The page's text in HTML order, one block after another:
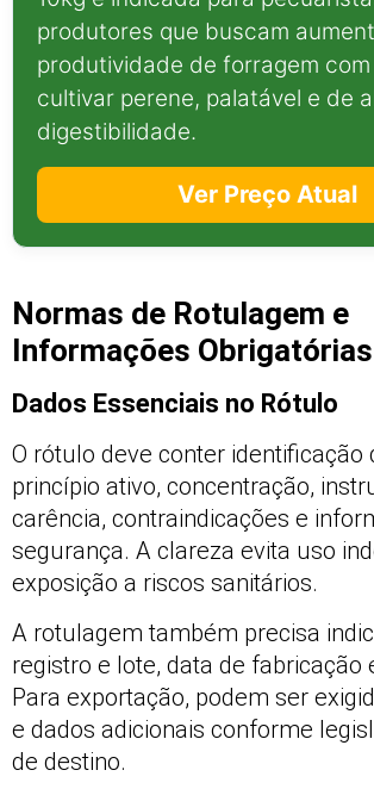
produtores que buscam
produtividade de forragem com
cultivar perene, palatável e de
digestibilidade.
Ver Preço Atual
Normas de Rotulagem e
Informações Obrigatórias
Dados Essenciais no Rótulo
O rótulo deve conter identificação
princípio ativo, concentração,
carência, contraindicações e
segurança. A clareza evita uso
exposição a riscos sanitários.
A rotulagem também precisa
registro e lote, data de fabricação
Para exportação, podem ser
e dados adicionais conforme
de destino.